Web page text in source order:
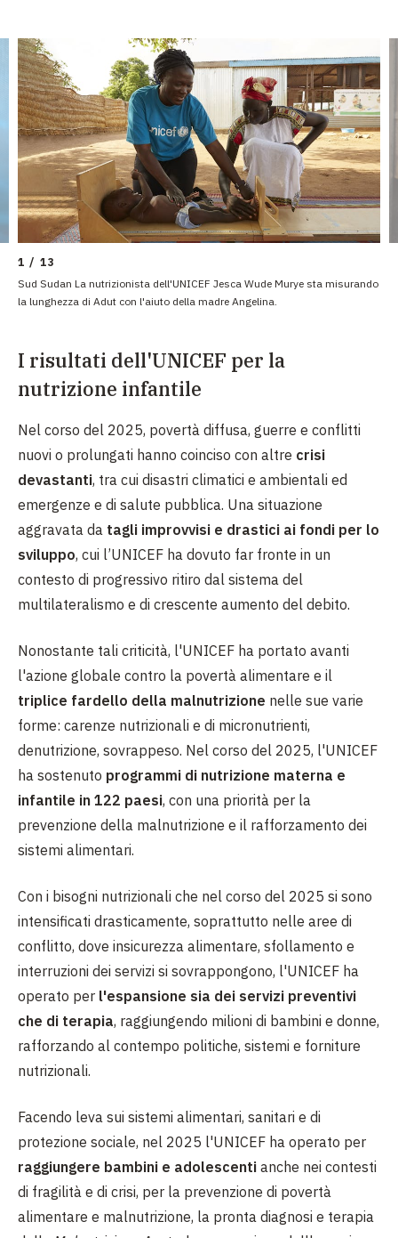
1 / 13
Sud Sudan La nutrizionista dell'UNICEF Jesca Wude Murye sta misurando
la lunghezza di Adut con l'aiuto della madre Angelina.
I risultati dell'UNICEF per la
nutrizione infantile
Nel corso del 2025, povertà diffusa, guerre e conflitti
nuovi o prolungati hanno coinciso con altre crisi
devastanti, tra cui disastri climatici e ambientali ed
emergenze e di salute pubblica. Una situazione
aggravata da tagli improvvisi e drastici ai fondi per lo
sviluppo, cui l’UNICEF ha dovuto far fronte in un
contesto di progressivo ritiro dal sistema del
multilateralismo e di crescente aumento del debito.
Nonostante tali criticità, l'UNICEF ha portato avanti
l'azione globale contro la povertà alimentare e il
triplice fardello della malnutrizione nelle sue varie
forme: carenze nutrizionali e di micronutrienti,
denutrizione, sovrappeso. Nel corso del 2025, l'UNICEF
ha sostenuto programmi di nutrizione materna e
infantile in 122 paesi, con una priorità per la
prevenzione della malnutrizione e il rafforzamento dei
sistemi alimentari.
Con i bisogni nutrizionali che nel corso del 2025 si sono
intensificati drasticamente, soprattutto nelle aree di
conflitto, dove insicurezza alimentare, sfollamento e
interruzioni dei servizi si sovrappongono, l'UNICEF ha
operato per l'espansione sia dei servizi preventivi
che di terapia, raggiungendo milioni di bambini e donne,
rafforzando al contempo politiche, sistemi e forniture
nutrizionali.
Facendo leva sui sistemi alimentari, sanitari e di
protezione sociale, nel 2025 l'UNICEF ha operato per
raggiungere bambini e adolescenti anche nei contesti
di fragilità e di crisi, per la prevenzione di povertà
alimentare e malnutrizione, la pronta diagnosi e terapia